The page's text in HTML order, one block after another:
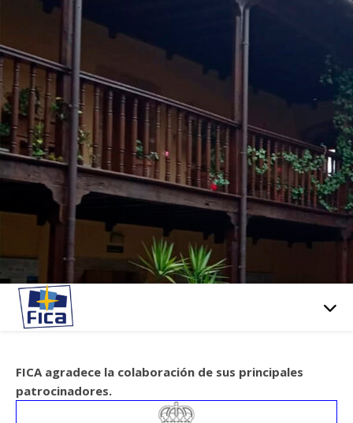
FICA agradece la colaboración de sus principales
patrocinadores.